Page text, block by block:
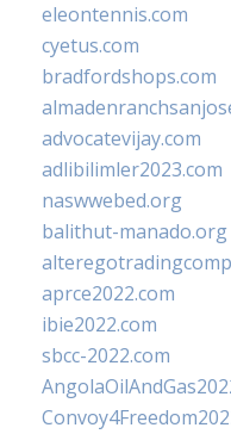
eleontennis.com
cyetus.com
bradfordshops.com
advocatevijay.com
adlibilimler2023.com
naswwebed.org
balithut-manado.org
aprce2022.com
ibie2022.com
sbcc-2022.com